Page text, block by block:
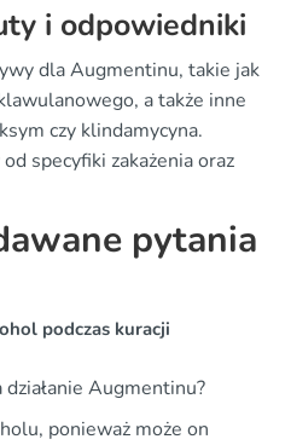
i odpowiedniki
dla Augmentinu, takie jak
a także inne
czy klindamycyna.
specyfiki zakażenia oraz
pytania
podczas kuracji
Augmentinu?
ponieważ może on